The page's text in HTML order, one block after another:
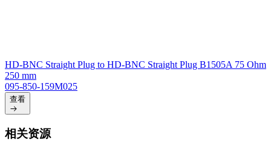
HD-BNC Straight Plug to HD-BNC Straight Plug B1505A 75 Ohm
250 mm
095-850-159M025
查看
相关资源